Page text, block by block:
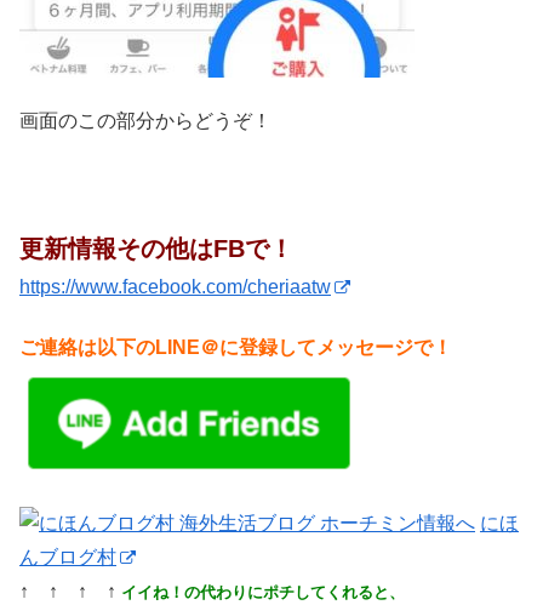
画面のこの部分からどうぞ！
更新情報その他はFBで！
https://www.facebook.com/cheriaatw
ご連絡は以下のLINE＠に登録してメッセージで！
にほ
んブログ村
↑ ↑ ↑ ↑ イイね！の代わりにポチしてくれると、